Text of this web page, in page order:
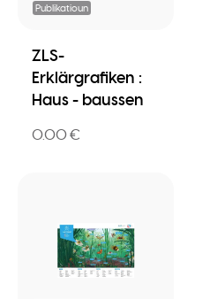
Publikatioun
ZLS-
Erklärgrafiken :
Haus - baussen
0.00 €